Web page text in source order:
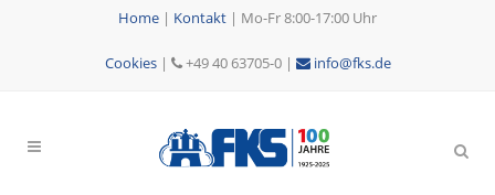
Home | Kontakt | Mo-Fr 8:00-17:00 Uhr
Cookies| +49 40 63705-0 | info@fks.de